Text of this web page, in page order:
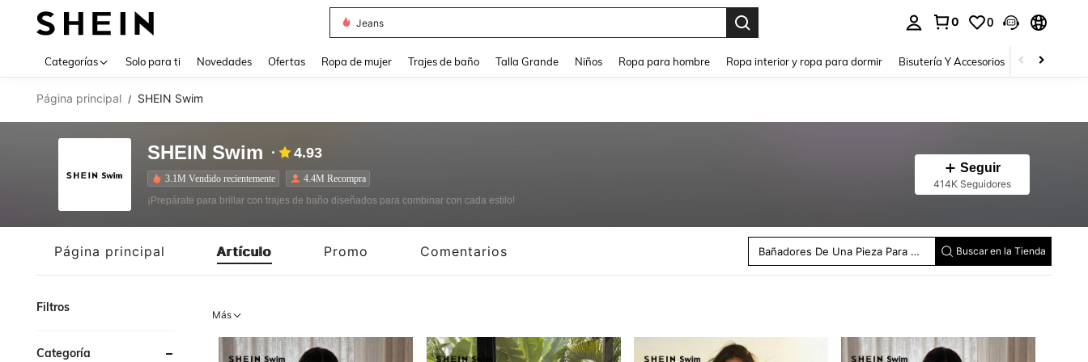
Jeans
0 0
Categorías Solo para ti Novedades Ofertas Ropa de mujer Trajes de baño Talla Grande Niños Ropa para hombre Ropa interior y ropa para dormir Bisutería Y Accesorios Zapatos
Página principal / SHEIN Swim
SHEIN Swim 4.93
3.1M Vendido recientemente
4.4M Recompra
¡Prepárate para brillar con trajes de baño diseñados para combinar con cada estilo!
Seguir
414K Seguidores
Página principal Artículo Promo Comentarios
Women Bikini Bottoms
Sets De Bikini Para Mujer
Bañadores De Una Pieza Para Mujer
Pareos Para Mujer
Buscar en la Tienda
Filtros
Categoría
Más